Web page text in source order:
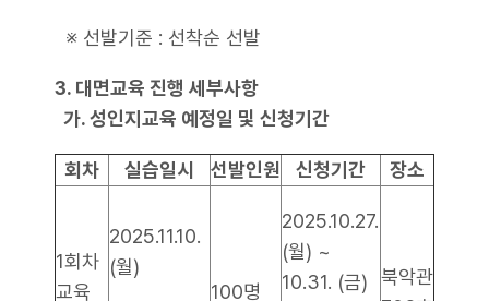
※ 선발기준 : 선착순 선발
3. 대면교육 진행 세부사항
가. 성인지교육 예정일 및 신청기간
회차 실습일시 선발인원 신청기간 장소
1회차
교육
2025.11.10.
(월)
100명
2025.10.27.
(월) ~
10.31. (금)
북악관